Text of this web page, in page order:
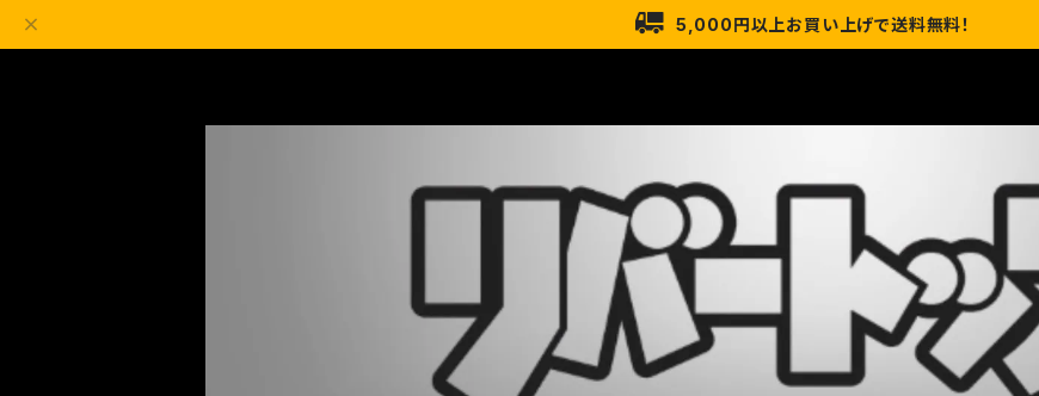
5,000円以上お買い上げで送料無料！